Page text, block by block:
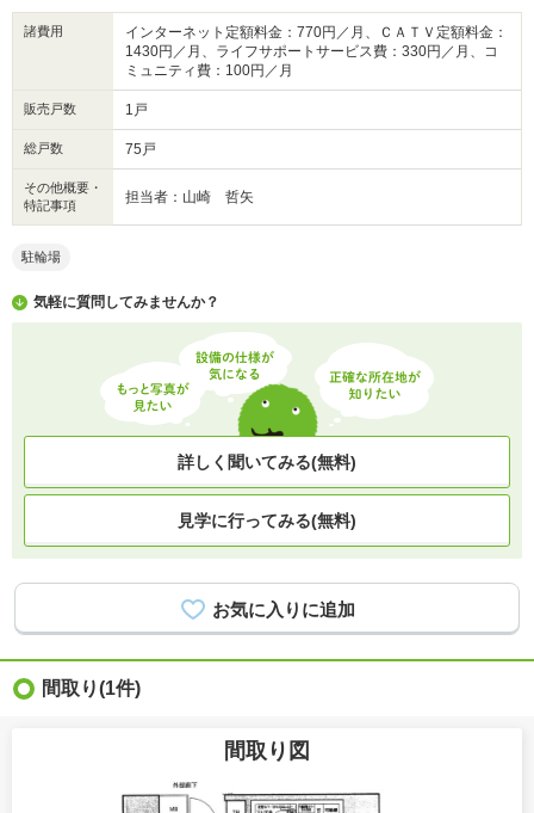
諸費用
インターネット定額料金：770円／月、ＣＡＴＶ定額料金：
1430円／月、ライフサポートサービス費：330円／月、コ
ミュニティ費：100円／月
販売戸数 1戸
総戸数 75戸
その他概要・
特記事項
担当者：山崎 哲矢
駐輪場
気軽に質問してみませんか？
詳しく聞いてみる(無料)
見学に行ってみる(無料)
間取り(1件)
間取り図